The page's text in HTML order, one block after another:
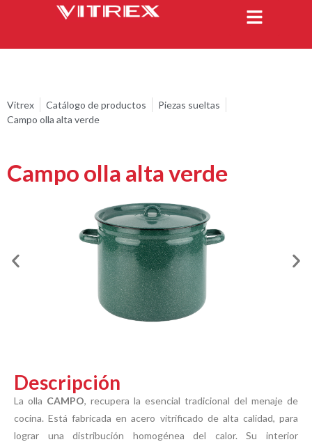
Vitrex Catálogo de productos
Piezas sueltas
Campo olla alta verde
Campo olla alta verde
Descripción
La olla CAMPO, recupera la esencial tradicional del menaje de
cocina. Está fabricada en acero vitrificado de alta calidad, para
lograr una distribución homogénea del calor. Su interior